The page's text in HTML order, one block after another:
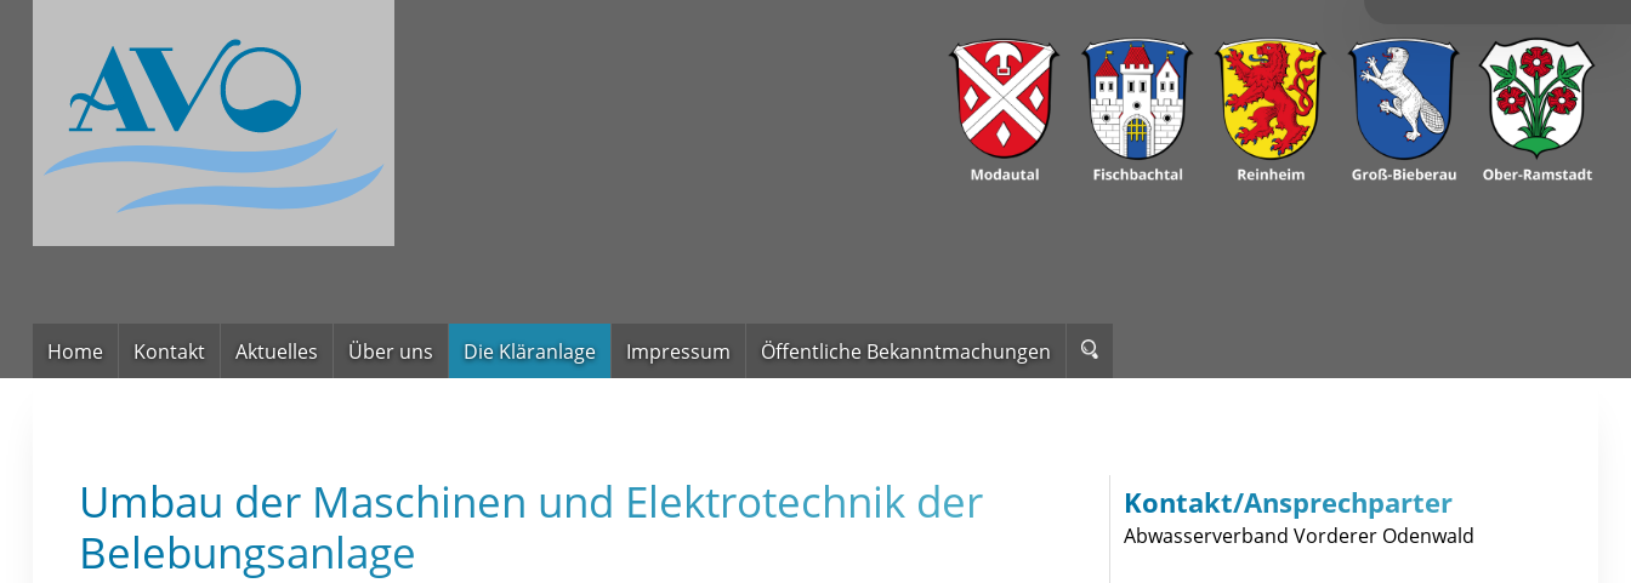
Home Kontakt Aktuelles Über uns Die Kläranlage Impressum Öffentliche Bekanntmachungen
Umbau der Maschinen und Elektrotechnik der
Belebungsanlage
Kontakt/Ansprechparter
Abwasserverband Vorderer Odenwald